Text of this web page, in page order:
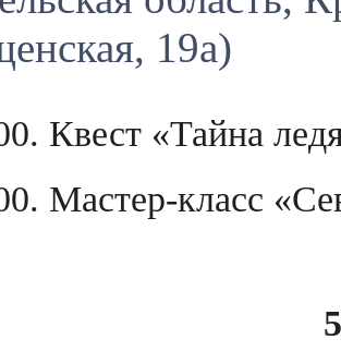
19а)
Квест «Тайна
Мастер-класс